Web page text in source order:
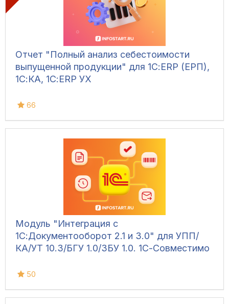
Отчет "Полный анализ себестоимости
выпущенной продукции" для 1С:ERP (ЕРП),
1С:КА, 1С:ERP УХ
66
Модуль "Интеграция с
1С:Документооборот 2.1 и 3.0" для УПП/
КА/УТ 10.3/БГУ 1.0/ЗБУ 1.0. 1С-Совместимо
50